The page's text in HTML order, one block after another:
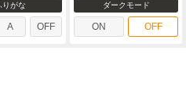
りがな
A OFF
ダークモード
ON OFF